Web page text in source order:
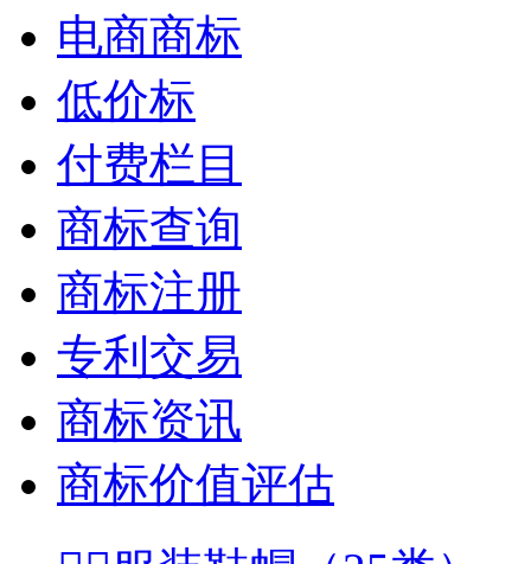
电商商标
低价标
付费栏目
商标查询
商标注册
专利交易
商标资讯
商标价值评估